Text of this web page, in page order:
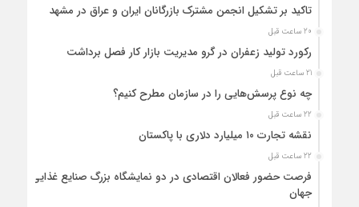
تاکید بر تشکیل انجمن مشترک بازرگانان ایران و عراق در مشهد
20 ساعت قبل
رکورد تولید زعفران در گرو مدیریت بازار کار فصل برداشت
21 ساعت قبل
چه نوع پرسش‌هایی را در سازمان مطرح کنیم؟
22 ساعت قبل
نقشه تجارت ۱۰‌ میلیارد دلاری با پاکستان
22 ساعت قبل
فرصت حضور فعالان اقتصادی در دو نمایشگاه بزرگ صنایع غذایی
جهان